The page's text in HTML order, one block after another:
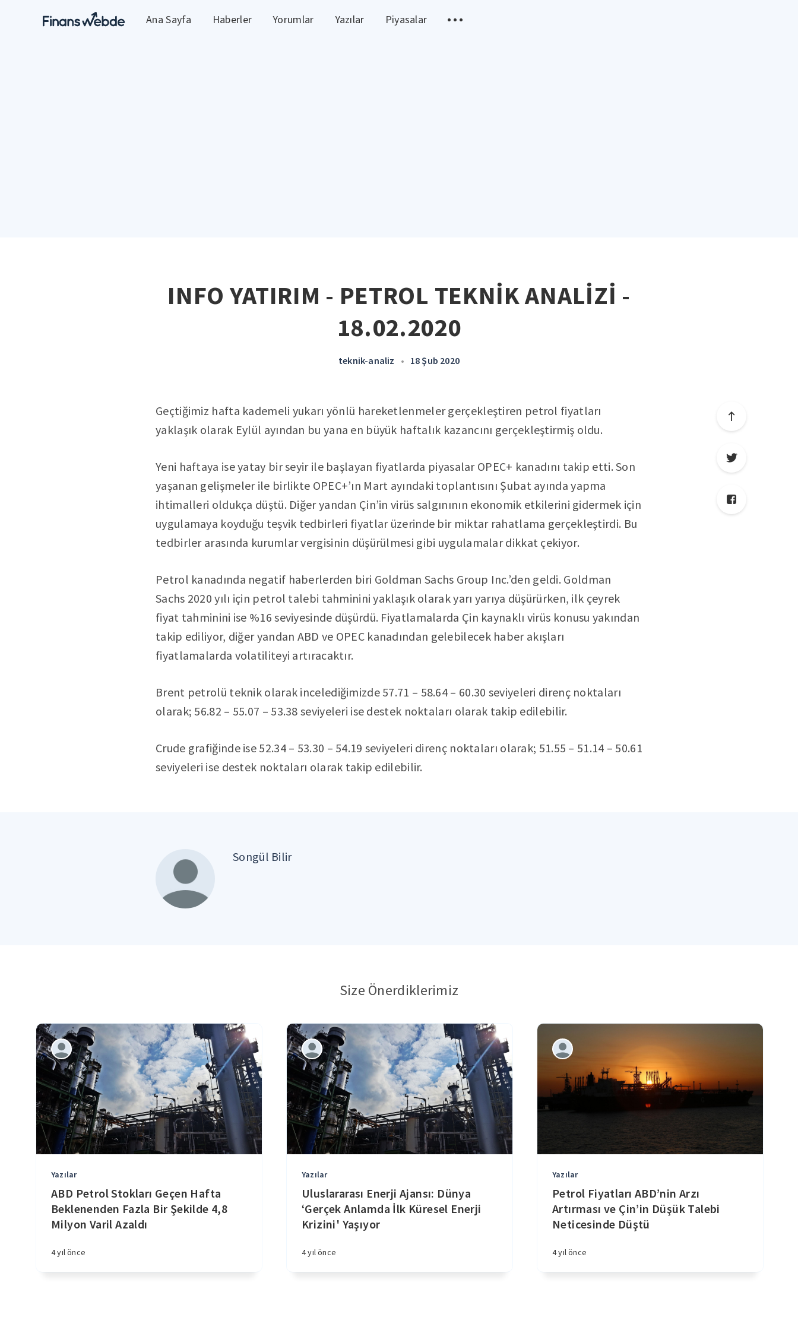
Ana Sayfa Haberler Yorumlar Yazılar Piyasalar
INFO YATIRIM - PETROL TEKNİK ANALİZİ -
18.02.2020
teknik-analiz • 18 Şub 2020
Geçtiğimiz hafta kademeli yukarı yönlü hareketlenmeler gerçekleştiren petrol fiyatları
yaklaşık olarak Eylül ayından bu yana en büyük haftalık kazancını gerçekleştirmiş oldu.
Yeni haftaya ise yatay bir seyir ile başlayan fiyatlarda piyasalar OPEC+ kanadını takip etti. Son
yaşanan gelişmeler ile birlikte OPEC+’ın Mart ayındaki toplantısını Şubat ayında yapma
ihtimalleri oldukça düştü. Diğer yandan Çin’in virüs salgınının ekonomik etkilerini gidermek için
uygulamaya koyduğu teşvik tedbirleri fiyatlar üzerinde bir miktar rahatlama gerçekleştirdi. Bu
tedbirler arasında kurumlar vergisinin düşürülmesi gibi uygulamalar dikkat çekiyor.
Petrol kanadında negatif haberlerden biri Goldman Sachs Group Inc.’den geldi. Goldman
Sachs 2020 yılı için petrol talebi tahminini yaklaşık olarak yarı yarıya düşürürken, ilk çeyrek
fiyat tahminini ise %16 seviyesinde düşürdü. Fiyatlamalarda Çin kaynaklı virüs konusu yakından
takip ediliyor, diğer yandan ABD ve OPEC kanadından gelebilecek haber akışları
fiyatlamalarda volatiliteyi artıracaktır.
Brent petrolü teknik olarak incelediğimizde 57.71 – 58.64 – 60.30 seviyeleri direnç noktaları
olarak; 56.82 – 55.07 – 53.38 seviyeleri ise destek noktaları olarak takip edilebilir.
Crude grafiğinde ise 52.34 – 53.30 – 54.19 seviyeleri direnç noktaları olarak; 51.55 – 51.14 – 50.61
seviyeleri ise destek noktaları olarak takip edilebilir.
Songül Bilir
Size Önerdiklerimiz
Yazılar
ABD Petrol Stokları Geçen Hafta
Beklenenden Fazla Bir Şekilde 4,8
Milyon Varil Azaldı
4 yıl önce
Yazılar
Uluslararası Enerji Ajansı: Dünya
‘Gerçek Anlamda İlk Küresel Enerji
Krizini' Yaşıyor
4 yıl önce
Yazılar
Petrol Fiyatları ABD’nin Arzı
Artırması ve Çin’in Düşük Talebi
Neticesinde Düştü
4 yıl önce